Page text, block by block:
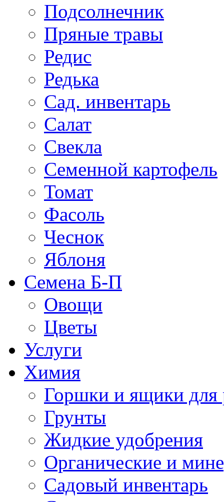
Подсолнечник
Пряные травы
Редис
Редька
Сад. инвентарь
Салат
Свекла
Семенной картофель
Томат
Фасоль
Чеснок
Яблоня
Семена Б-П
Овощи
Цветы
Услуги
Химия
Горшки и ящики для
Грунты
Жидкие удобрения
Органические и
Садовый инвентарь